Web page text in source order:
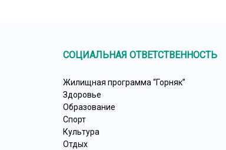
СОЦИАЛЬНАЯ ОТВЕТСТВЕННОСТЬ
Жилищная программа “Горняк”
Здоровье
Образование
Спорт
Культура
Отдых